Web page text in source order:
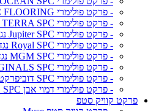
- פרקט פולימרי SPC FLOORING נגד מים
- פרקט פולימרי TERRA SPC טרה נגד מים
- פרקט פולימרי Jupiter SPC נגד מים
- פרקט פולימרי Royal SPC נגד מים
- פרקט פולימרי MGM SPC נגד מים
- פרקט פולימרי ORIGINALS SPC נגד מים
- פרקט פולימרי SPC דוביפרקט נגד מים
- פרקט פולימרי דמוי אבן REPUBLIC SPC נגד מים
פרקט קוויק סטפ